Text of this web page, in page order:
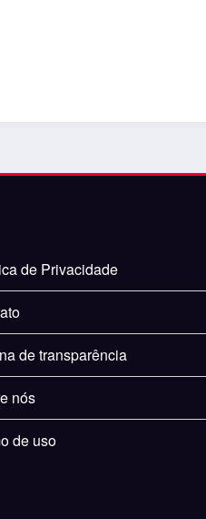
de Privacidade
de transparência
nós
de uso